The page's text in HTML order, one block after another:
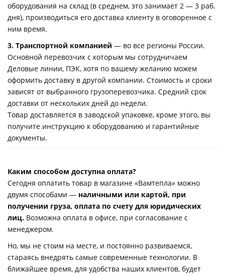
оборудования на склад (в среднем, это занимает 2 — 3 раб.
дня), производиться его доставка клиенту в оговоренное с
ним время.
3. Транспортной компанией — во все регионы России.
Основной перевозчик с которым мы сотрудничаем
Деловые линии, ПЭК, хотя по вашему желанию можем
оформить доставку в другой компании. Стоимость и сроки
зависят от выбранного грузоперевозчика. Средний срок
доставки от нескольких дней до недели.
Товар доставляется в заводской упаковке, кроме этого, вы
получите инструкцию к оборудованию и гарантийные
документы.
Каким способом доступна оплата?
Сегодня оплатить товар в магазине «Вамтепла» можно
двумя способами — наличными или картой, при
получении груза, оплата по счету для юридических
лиц. Возможна оплата в офисе, при согласование с
менеджером.
Но, мы не стоим на месте, и постоянно развиваемся,
стараясь внедрять самые современные технологии. В
ближайшее время, для удобства наших клиентов, будет